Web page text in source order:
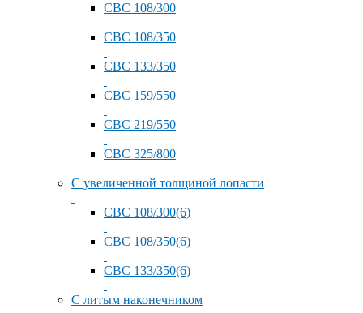
СВС 108/300
СВС 108/350
СВС 133/350
СВС 159/550
СВС 219/550
СВС 325/800
С увеличенной толщиной лопасти
СВС 108/300(6)
СВС 108/350(6)
СВС 133/350(6)
С литым наконечником